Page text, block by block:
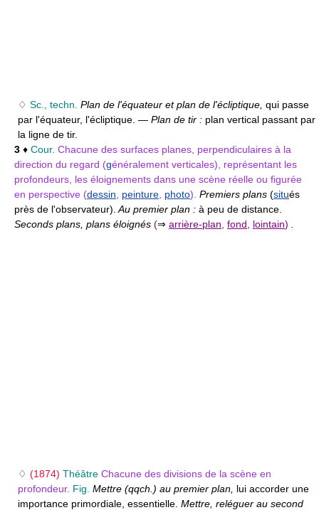
♢ Sc., techn. Plan de l'équateur et plan de l'écliptique, qui passe
par l'équateur, l'écliptique. — Plan de tir : plan vertical passant par
la ligne de tir.
3 ♦ Cour. Chacune des surfaces planes, perpendiculaires à la
direction du regard (généralement verticales), représentant les
profondeurs, les éloignements dans une scène réelle ou figurée
en perspective (dessin peinture photo). Premiers plans (situés
près de l'observateur). Au premier plan : à peu de distance.
Seconds plans, plans éloignés (⇒ arrière-plan fond lointain)
♢ (1874) Théâtre Chacune des divisions de la scène en
profondeur. Fig. Mettre (qqch.) au premier plan, lui accorder une
importance primordiale, essentielle. Mettre, reléguer au second